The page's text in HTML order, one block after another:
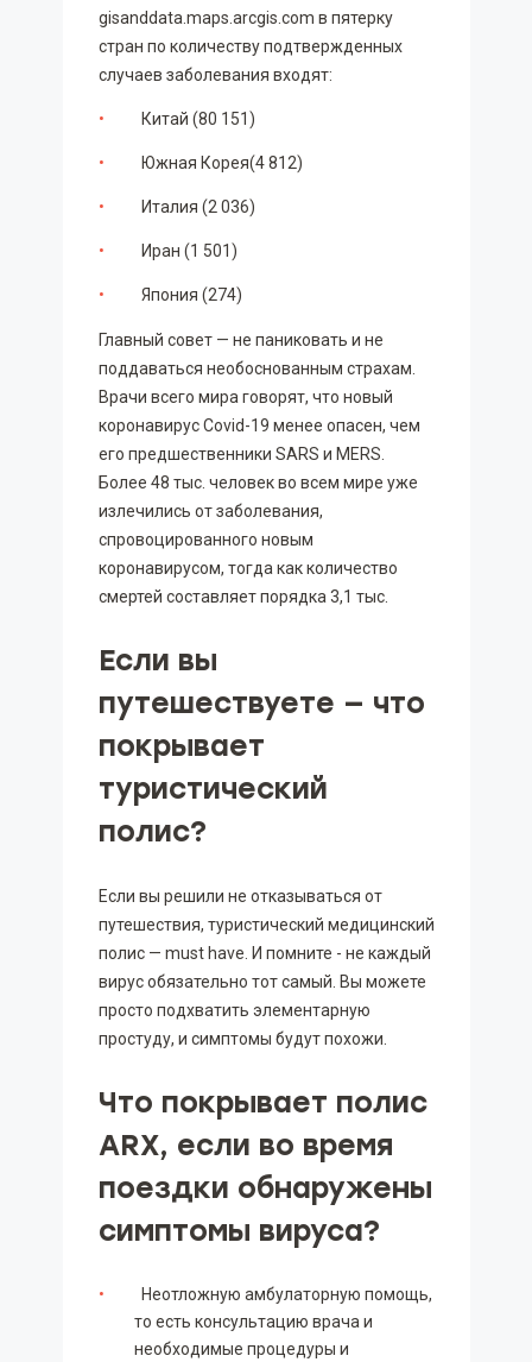
gisanddata.maps.arcgis.com в пятерку
стран по количеству подтвержденных
случаев заболевания входят:
Китай (80 151)
Южная Корея(4 812)
Италия (2 036)
Иран (1 501)
Япония (274)
Главный совет — не паниковать и не
поддаваться необоснованным страхам.
Врачи всего мира говорят, что новый
коронавирус Covid-19 менее опасен, чем
его предшественники SARS и MERS.
Более 48 тыс. человек во всем мире уже
излечились от заболевания,
спровоцированного новым
коронавирусом, тогда как количество
смертей составляет порядка 3,1 тыс.
Если вы
путешествуете — что
покрывает
туристический
полис?
Если вы решили не отказываться от
путешествия, туристический медицинский
полис — must have. И помните - не каждый
вирус обязательно тот самый. Вы можете
просто подхватить элементарную
простуду, и симптомы будут похожи.
Что покрывает полис
ARX, если во время
поездки обнаружены
симптомы вируса?
Неотложную амбулаторную помощь,
то есть консультацию врача и
необходимые процедуры и